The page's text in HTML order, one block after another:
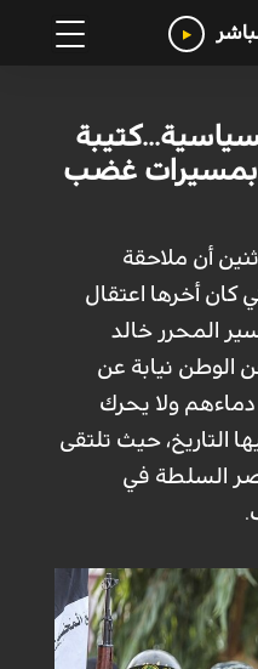
بمسيرات غضب
أن ملاحقة
كان أخرها اعتقال
المحرر خالد
الوطن نيابة عن
ولا يحرك
التاريخ، حيث تلتقى
السلطة في